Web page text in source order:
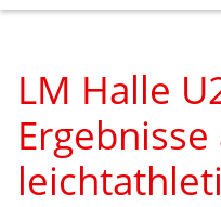
LM Halle